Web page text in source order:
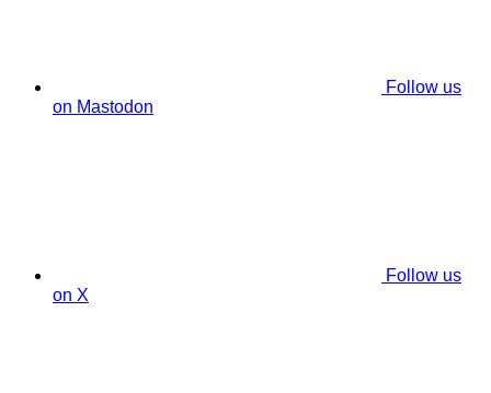
Follow us
on Mastodon
Follow us
on X